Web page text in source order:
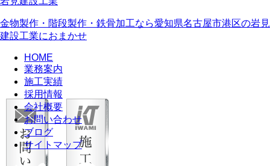
金物製作・階段製作・鉄骨加工なら愛知県名古屋市港区の岩見
建設工業におまかせ
HOME
業務案内
施工実績
採用情報
会社概要
お問い合わせ
ブログ
サイトマップ